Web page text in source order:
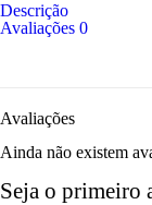
Descrição
Avaliações 0
Avaliações
Ainda não existem
Seja o primeiro